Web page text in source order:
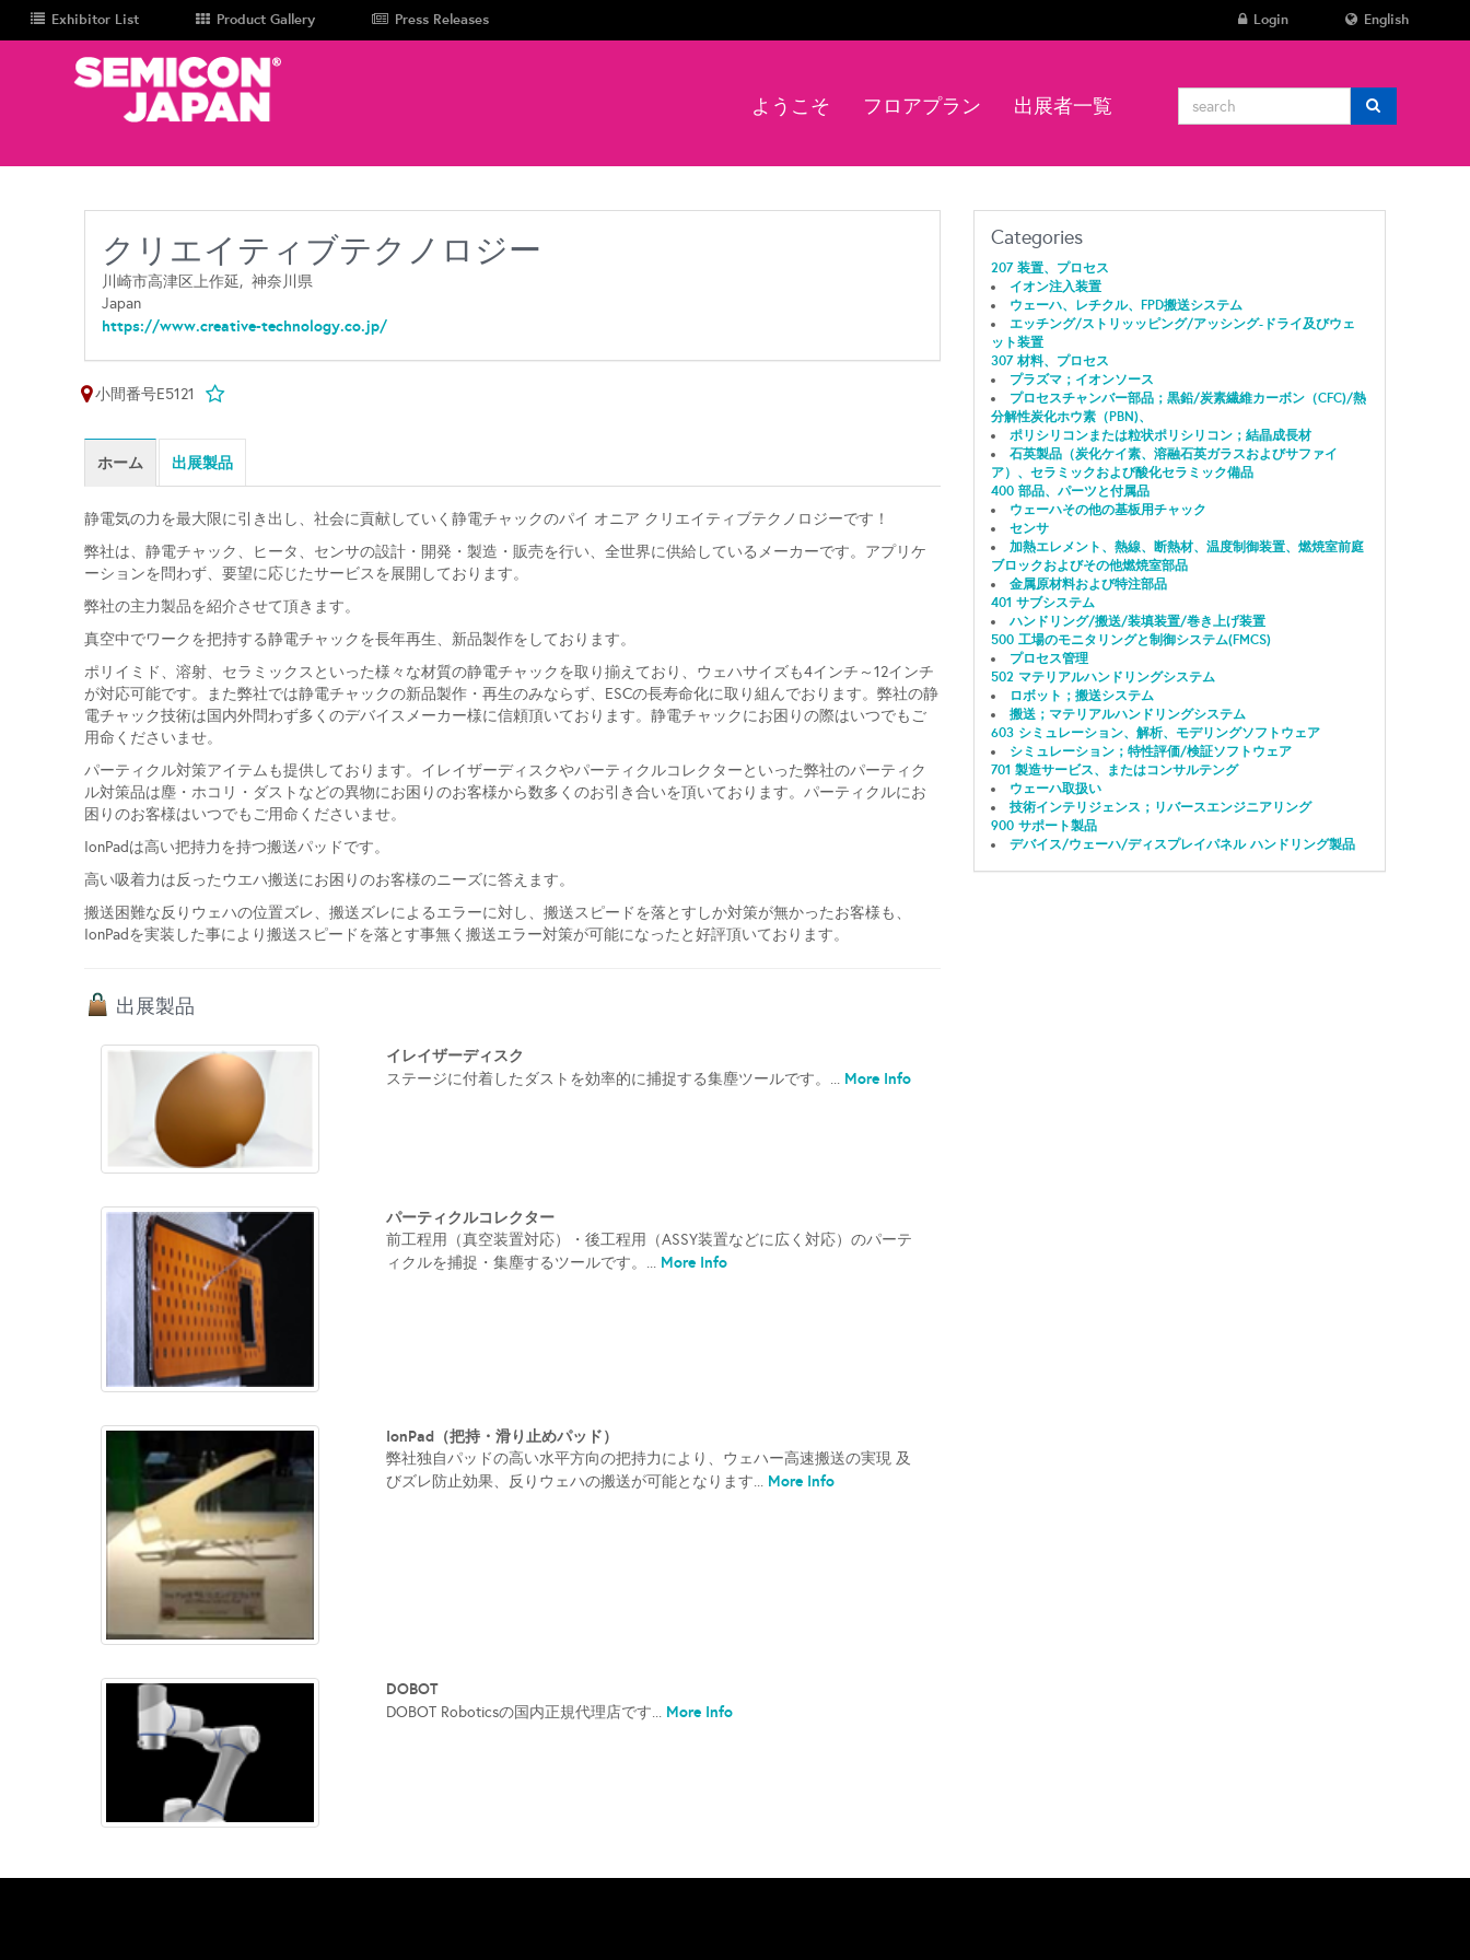
Exhibitor List Product Gallery Press Releases English
Login
ようこそ フロアプラン 出展者一覧
クリエイティブテクノロジー
川崎市高津区上作延,神奈川県
Japan
https://www.creative-technology.co.jp/
小間番号E5121
ホーム 出展製品
静電気の力を最大限に引き出し、社会に貢献していく静電チャックのパイ オニア クリエイティブテクノロジーです！
弊社は、静電チャック、ヒータ、センサの設計・開発・製造・販売を行い、全世界に供給しているメーカーです。アプリケ
ーションを問わず、要望に応じたサービスを展開しております。
弊社の主力製品を紹介させて頂きます。
真空中でワークを把持する静電チャックを長年再生、新品製作をしております。
ポリイミド、溶射、セラミックスといった様々な材質の静電チャックを取り揃えており、ウェハサイズも4インチ～12インチ
が対応可能です。また弊社では静電チャックの新品製作・再生のみならず、ESCの長寿命化に取り組んでおります。弊社の静
電チャック技術は国内外問わず多くのデバイスメーカー様に信頼頂いております。静電チャックにお困りの際はいつでもご
用命くださいませ。
パーティクル対策アイテムも提供しております。イレイザーディスクやパーティクルコレクターといった弊社のパーティク
ル対策品は塵・ホコリ・ダストなどの異物にお困りのお客様から数多くのお引き合いを頂いております。パーティクルにお
困りのお客様はいつでもご用命くださいませ。
IonPadは高い把持力を持つ搬送パッドです。
高い吸着力は反ったウエハ搬送にお困りのお客様のニーズに答えます。
搬送困難な反りウェハの位置ズレ、搬送ズレによるエラーに対し、搬送スピードを落とすしか対策が無かったお客様も、
IonPadを実装した事により搬送スピードを落とす事無く搬送エラー対策が可能になったと好評頂いております。
出展製品
イレイザーディスク
ステージに付着したダストを効率的に捕捉する集塵ツールです。... More Info
パーティクルコレクター
前工程用（真空装置対応）・後工程用（ASSY装置などに広く対応）のパーテ
ィクルを捕捉・集塵するツールです。... More Info
IonPad（把持・滑り止めパッド）
弊社独自パッドの高い水平方向の把持力により、ウェハー高速搬送の実現 及
びズレ防止効果、反りウェハの搬送が可能となります... More Info
DOBOT
DOBOT Roboticsの国内正規代理店です... More Info
Categories
207 装置、プロセス
イオン注入装置
ウェーハ、レチクル、FPD搬送システム
エッチング/ストリッッピング/アッシング-ドライ及びウェ
ット装置
307 材料、プロセス
プラズマ；イオンソース
プロセスチャンバー部品；黒鉛/炭素繊維カーボン（CFC)/熱
分解性炭化ホウ素（PBN)、
ポリシリコンまたは粒状ポリシリコン；結晶成長材
石英製品（炭化ケイ素、溶融石英ガラスおよびサファイ
ア）、セラミックおよび酸化セラミック備品
400 部品、パーツと付属品
ウェーハその他の基板用チャック
センサ
加熱エレメント、熱線、断熱材、温度制御装置、燃焼室前庭
ブロックおよびその他燃焼室部品
金属原材料および特注部品
401 サブシステム
ハンドリング/搬送/装填装置/巻き上げ装置
500 工場のモニタリングと制御システム(FMCS)
プロセス管理
502 マテリアルハンドリングシステム
ロボット；搬送システム
搬送；マテリアルハンドリングシステム
603 シミュレーション、解析、モデリングソフトウェア
シミュレーション；特性評価/検証ソフトウェア
701 製造サービス、またはコンサルテング
ウェーハ取扱い
技術インテリジェンス；リバースエンジニアリング
900 サポート製品
デバイス/ウェーハ/ディスプレイパネル ハンドリング製品